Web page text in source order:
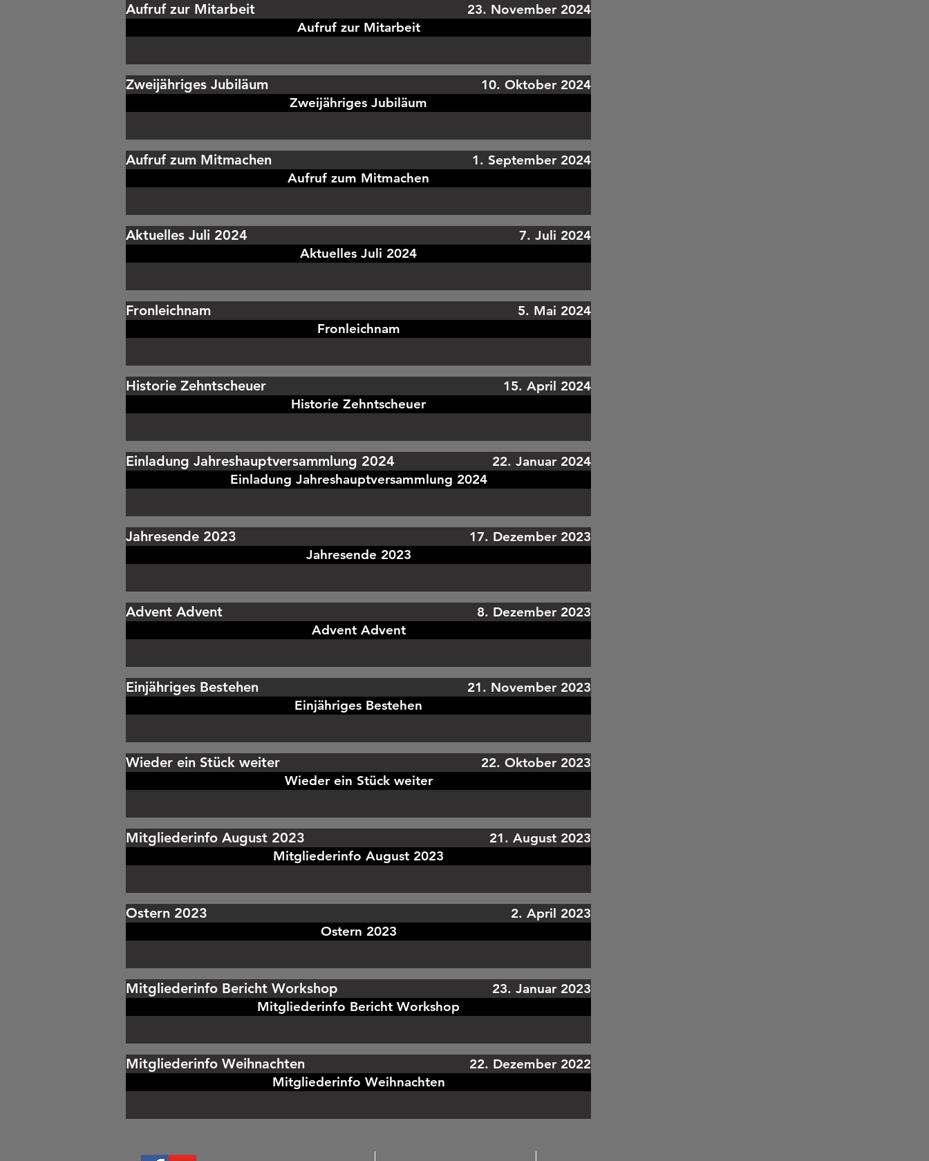
Aufruf zur Mitarbeit
Aufruf zur Mitarbeit
23. November 2024
Zweijähriges Jubiläum
Zweijähriges Jubiläum
10. Oktober 2024
Aufruf zum Mitmachen
Aufruf zum Mitmachen
1. September 2024
Aktuelles Juli 2024
Aktuelles Juli 2024
7. Juli 2024
Fronleichnam
Fronleichnam
5. Mai 2024
Historie Zehntscheuer
Historie Zehntscheuer
15. April 2024
Einladung Jahreshauptversammlung 2024
Einladung Jahreshauptversammlung 2024
22. Januar 2024
Jahresende 2023
Jahresende 2023
17. Dezember 2023
Advent Advent
Advent Advent
8. Dezember 2023
Einjähriges Bestehen
Einjähriges Bestehen
21. November 2023
Wieder ein Stück weiter
Wieder ein Stück weiter
22. Oktober 2023
Mitgliederinfo August 2023
Mitgliederinfo August 2023
21. August 2023
Ostern 2023
Ostern 2023
2. April 2023
Mitgliederinfo Bericht Workshop
Mitgliederinfo Bericht Workshop
23. Januar 2023
Mitgliederinfo Weihnachten
Mitgliederinfo Weihnachten
22. Dezember 2022